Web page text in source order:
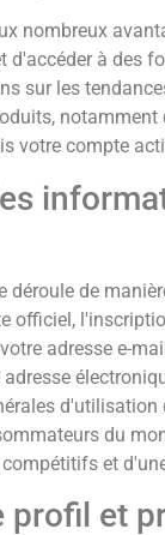
nombreux
à des
sur les
notamment
votre compte
de
officiel,
adresse e-
du
et
profil et